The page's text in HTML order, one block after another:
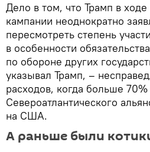
Дело в том, что Трамп в
кампании неоднократно
пересмотреть степень
в особенности
по обороне других
указывал Трамп, –
расходов, когда больше
Североатлантического
на США.
А раньше были